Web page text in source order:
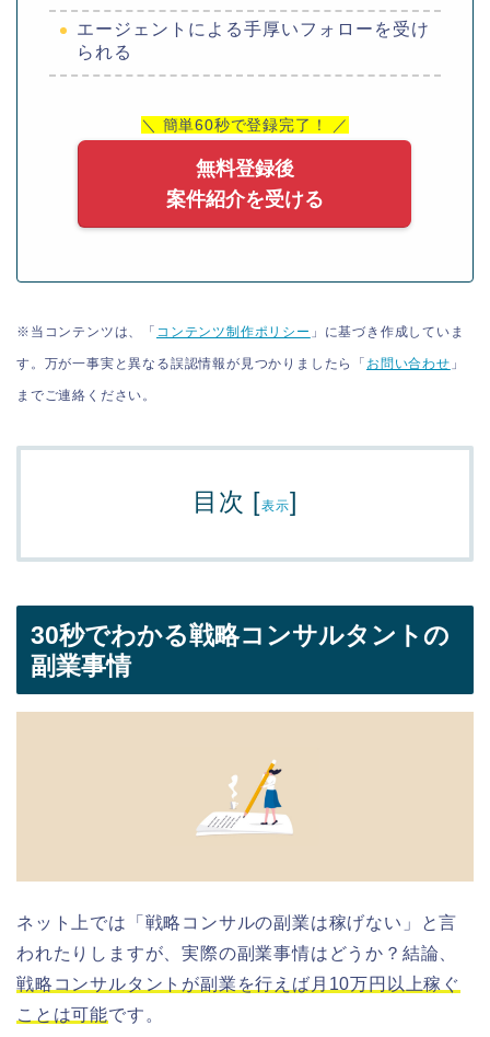
エージェントによる手厚いフォローを受け
られる
＼ 簡単60秒で登録完了！ ／
無料登録後
案件紹介を受ける
※当コンテンツは、「 コンテンツ制作ポリシー 」に基づき作成していま
す。万が一事実と異なる誤認情報が見つかりましたら「 お問い合わせ 」
までご連絡ください。
目次 [表示]
30秒でわかる戦略コンサルタントの
副業事情
ネット上では「戦略コンサルの副業は稼げない」と言
われたりしますが、実際の副業事情はどうか？結論、
戦略コンサルタントが副業を行えば月10万円以上稼ぐ
ことは可能です。